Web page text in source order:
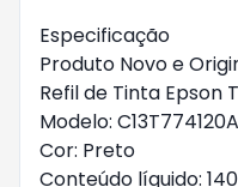
Especificação
Produto Novo e
Refil de Tinta Epson
Modelo: C13T774120A
Cor: Preto
Conteúdo líquido: